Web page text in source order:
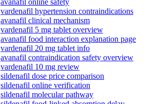
vardenafil hypertension contraindications
avanafil clinical mechanism
vardenafil 5 mg tablet overview
avanafil food interaction explanation page
vardenafil 20 mg tablet info
avanafil contraindication safety overview
vardenafil 10 mg review
sildenafil dose price comparison
sildenafil online verification
sildenafil molecular pathway